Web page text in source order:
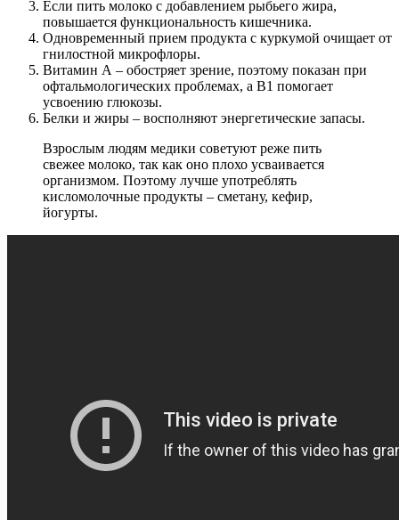
Если пить молоко с добавлением рыбьего жира,
повышается функциональность кишечника.
Одновременный прием продукта с куркумой очищает от
гнилостной микрофлоры.
Витамин А – обостряет зрение, поэтому показан при
офтальмологических проблемах, а В1 помогает
усвоению глюкозы.
Белки и жиры – восполняют энергетические запасы.
Взрослым людям медики советуют реже пить
свежее молоко, так как оно плохо усваивается
организмом. Поэтому лучше употреблять
кисломолочные продукты – сметану, кефир,
йогурты.